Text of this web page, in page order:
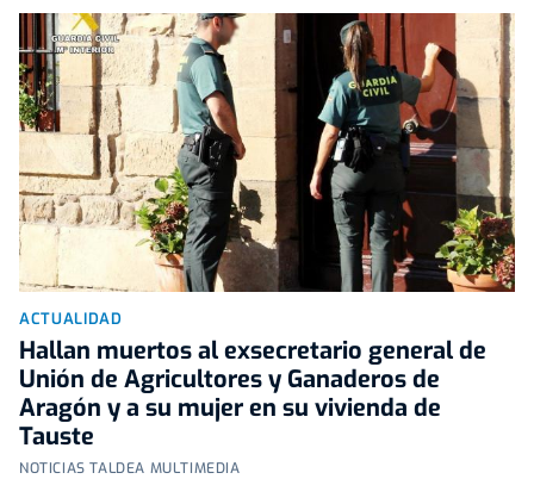
ACTUALIDAD
Hallan muertos al exsecretario general de
Unión de Agricultores y Ganaderos de
Aragón y a su mujer en su vivienda de
Tauste
NOTICIAS TALDEA MULTIMEDIA